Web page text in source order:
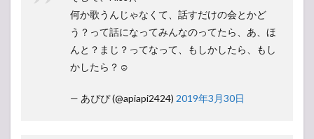
何か歌うんじゃなくて、話すだけの会とかど
う？って話になってみんなのってたら、あ、ほ
んと？まじ？ってなって、もしかしたら、もし
かしたら？☺︎
— あぴぴ (@apiapi2424) 2019年3月30日